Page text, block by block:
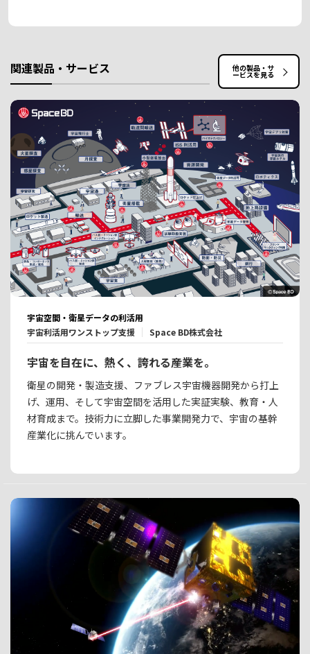
関連製品・サービス 他の製品・サ
ービスを見る
宇宙空間・衛星データの利活用
宇宙利活用ワンストップ支援
Space BD株式会社
宇宙を自在に、熱く、誇れる産業を。
衛星の開発・製造支援、ファブレス宇宙機器開発から打上
げ、運用、そして宇宙空間を活用した実証実験、教育・人
材育成まで。技術力に立脚した事業開発力で、宇宙の基幹
産業化に挑んでいます。